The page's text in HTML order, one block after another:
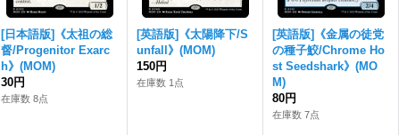
[日本語版]《太祖の総
督/Progenitor Exarc
h》(MOM)
30円
在庫数 8点
[英語版]《太陽降下/S
unfall》(MOM)
150円
在庫数 1点
[英語版]《金属の徒党
の種子鮫/Chrome Ho
st Seedshark》(MO
M)
80円
在庫数 7点